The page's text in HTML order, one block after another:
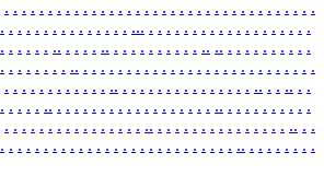
. . . . . . . . . . . . . . . . . . . . . . . . . . . . . . . . . . . .
. . . . . . . . . . . . . . . ... . . . . . . . . . . . . . . . . . . .
. . . . . . .. . . . . .. . . . . . . . . . . .. .. . . . . . . . . . .
. . . . . . . . .. . . . . . . . . . . . . . . . . . . . . . . . . . . .
. . . . . . . . . . . . .. . . . . . . . . . . . . . . . .. . . .. . .
. . . . . .. . . . . . . . . . . . . . . . . . . .. . . . . . . . . . .
. . . . . . . . . . . . . . . . .. . . . . . . . . . . . . . . . .. . .
. . . . . . . . . . . . . . . . . . . . . . . . . . . .. . . . . . . . .